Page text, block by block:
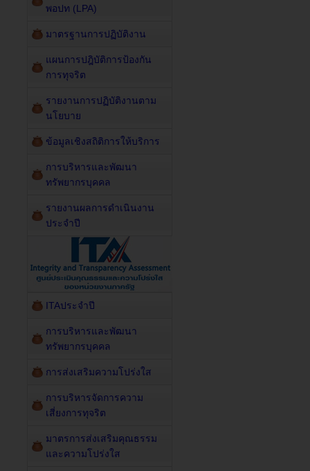
พอปท (LPA)
มาตรฐานการปฏิบัติงาน
แผนการปฎิบัติการป้องกัน
การทุจริต
รายงานการปฏิบัติงานตาม
นโยบาย
ข้อมูลเชิงสถิติการให้บริการ
การบริหารและพัฒนา
ทรัพยากรบุคคล
รายงานผลการดำเนินงาน
ประจำปี
ITAประจำปี
การบริหารและพัฒนา
ทรัพยากรบุคคล
การส่งเสริมความโปร่งใส
การบริหารจัดการความ
เสี่ยงการทุจริต
มาตรการส่งเสริมคุณธรรม
และความโปร่งใส